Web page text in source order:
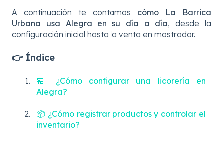
A continuación te contamos cómo La Barrica
Urbana usa Alegra en su día a día, desde la
configuración inicial hasta la venta en mostrador.
👉 Índice
🏪 ¿Cómo configurar una licorería en
Alegra?
📦 ¿Cómo registrar productos y controlar el
inventario?